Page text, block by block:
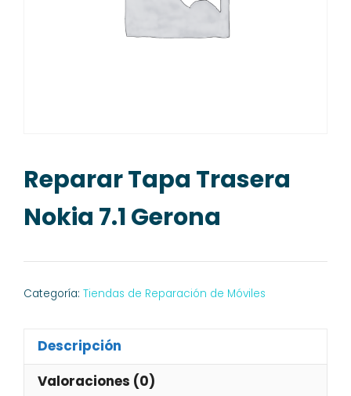
Reparar Tapa Trasera
Nokia 7.1 Gerona
Categoría: Tiendas de Reparación de Móviles
Descripción
Valoraciones (0)